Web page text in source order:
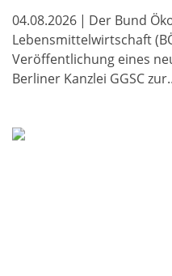
04.08.2026 | Der Bund
Lebensmittelwirtschaft
Veröffentlichung eines
Berliner Kanzlei GGSC